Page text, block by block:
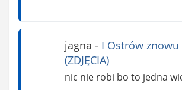
jagna - I Ostrów znowu
(ZDJĘCIA)
nic nie robi bo to jedna